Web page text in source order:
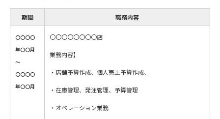
期間 職務内容
〇〇〇〇
年〇〇月
～
〇〇〇〇
年〇〇月
〇〇〇〇〇〇〇〇店
業務内容】
・店舗予算作成、個人売上予算作成、
・在庫管理、発注管理、予算管理
・オペレーション業務